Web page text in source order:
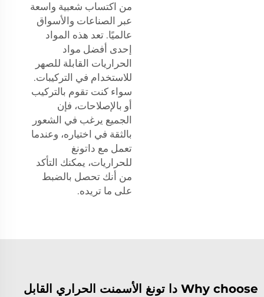
من اكتساب شعبية واسعة
عبر الصناعات والأسواق
عالميًا. تعد هذه المواد
إحدى أفضل مواد
الحراريات القابلة للصهر
للاستخدام في التركيبات.
سواء كنت تقوم بالتركيب
أو بالإصلاحات، فإن
الجميع يرغب في الشعور
بالثقة في اختياره، وعندما
تعمل مع داتونغ
للحراريات، يمكنك التأكد
من أنك تحصل بالضبط
على ما تريده.
Why choose دا تونغ الأسمنت الحراري القابل